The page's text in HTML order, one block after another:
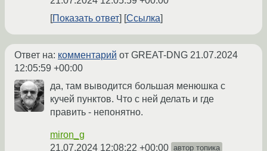
Показать ответ
Ссылка
Ответ на: комментарий от GREAT-DNG 21.07.2024
12:05:59 +00:00
да, там выводится большая менюшка с
кучей пунктов. Что с ней делать и где
править - непонятно.
miron_g
21.07.2024 12:08:22 +00:00 автор топика